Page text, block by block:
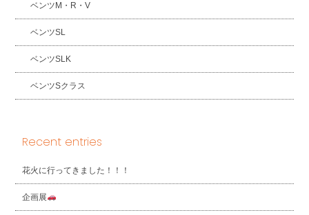
ベンツM・R・V
ベンツSL
ベンツSLK
ベンツSクラス
Recent entries
花火に行ってきました！！！
企画展